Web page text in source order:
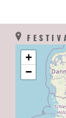
+
−